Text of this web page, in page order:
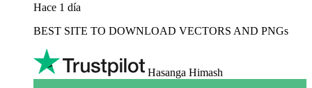
Hace 1 día
BEST SITE TO DOWNLOAD VECTORS AND PNGs
Hasanga Himash